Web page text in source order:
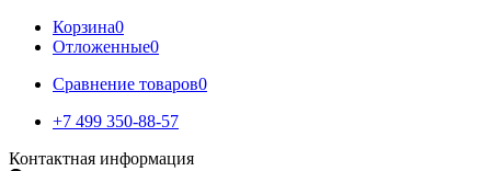
Корзина0
Отложенные0
Сравнение товаров0
+7 499 350-88-57
Контактная информация